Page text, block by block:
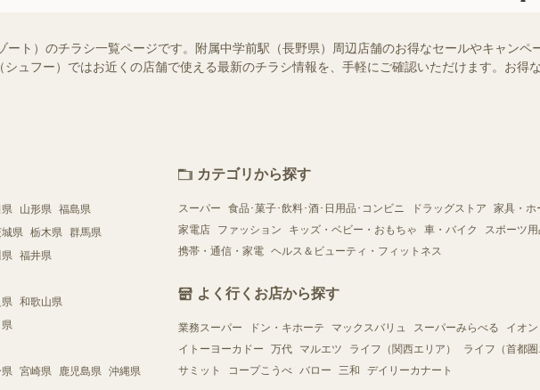
ート）のチラシ一覧ページです。附属中学前駅（長野県）周辺店舗のお得なセールやキャンペ
ュフー）ではお近くの店舗で使える最新のチラシ情報を、手軽にご確認いただけます。お得
山形県 福島県
県 栃木県 群馬県
福井県
和歌山県
県
県 宮崎県 鹿児島県 沖縄県
カテゴリから探す
スーパー 食品･菓子･飲料･酒･日用品･コンビニ ドラッグストア
家具・ホ
家電店
ファッション キッズ・ベビー・おもちゃ 車・バイク
スポーツ
携帯・通信・家電 ヘルス＆ビューティ・フィットネス
よく行くお店から探す
業務スーパー ドン・キホーテ マックスバリュ スーパーみらべる
イオン
イトーヨーカドー
万代 マルエツ ライフ（関西エリア）
ライフ（首都圏
サミット
コープこうべ バロー 三和 デイリーカナート